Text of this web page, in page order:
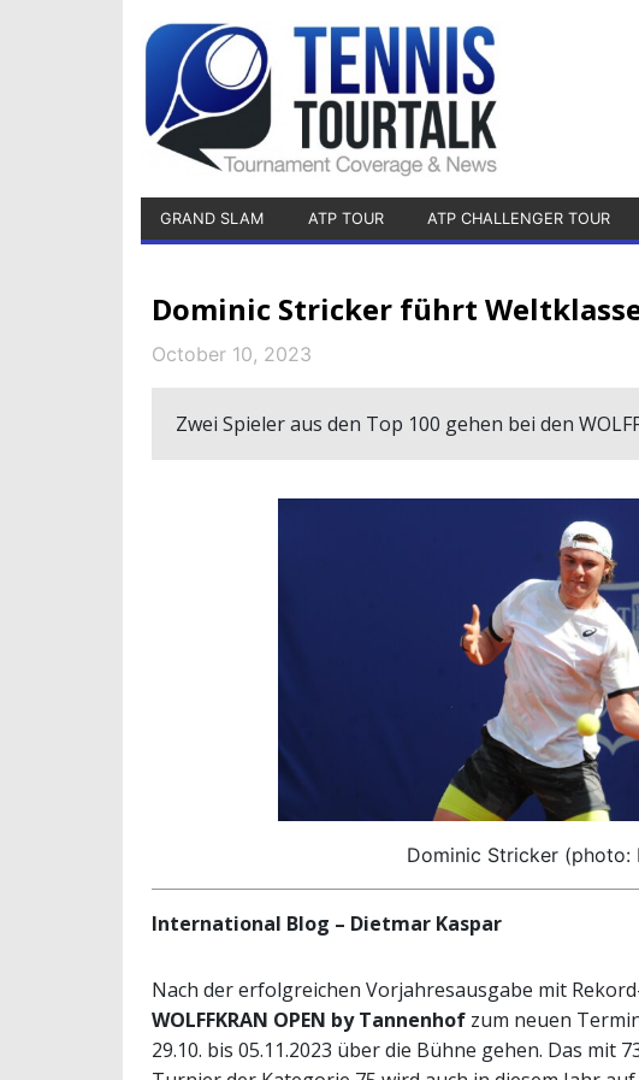
GRAND SLAM ATP TOUR ATP CHALLENGER TOUR
Dominic Stricker führt
October 10, 2023
Zwei Spieler aus den Top 100 gehen bei den
Dominic Stricker (photo:
International Blog – Dietmar Kaspar
Nach der erfolgreichen Vorjahresausgabe mit
WOLFFKRAN OPEN by Tannenhof zum neuen
29.10. bis 05.11.2023 über die Bühne gehen. Das mit